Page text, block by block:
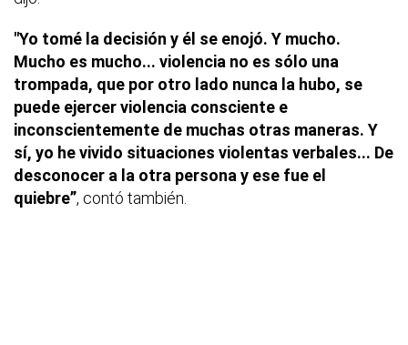
"Yo tomé la decisión y él se enojó. Y mucho.
Mucho es mucho... violencia no es sólo una
trompada, que por otro lado nunca la hubo, se
puede ejercer violencia consciente e
inconscientemente de muchas otras maneras. Y
sí, yo he vivido situaciones violentas verbales... De
desconocer a la otra persona y ese fue el
quiebre”, contó también.